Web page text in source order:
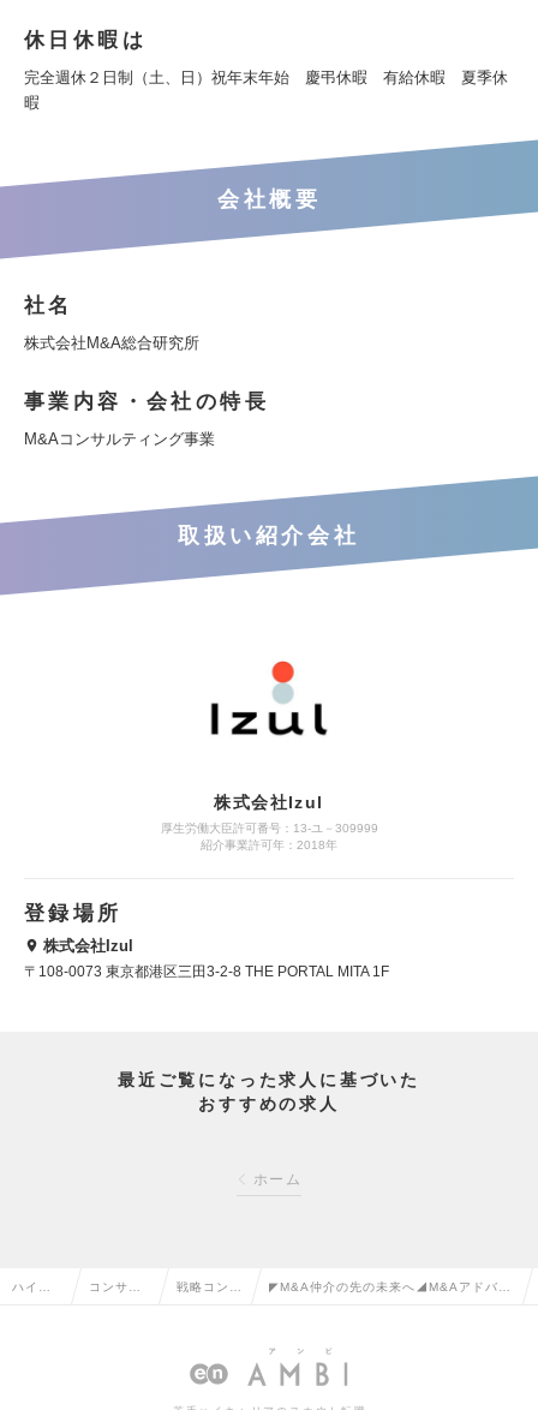
休日休暇は
完全週休２日制（土、日）祝年末年始 慶弔休暇 有給休暇 夏季休
暇
会社概要
社名
株式会社M&A総合研究所
事業内容・会社の特長
M&Aコンサルティング事業
取扱い紹介会社
株式会社Izul
厚生労働大臣許可番号：13-ユ－309999
紹介事業許可年：2018年
登録場所
株式会社Izul
〒108-0073 東京都港区三田3-2-8 THE PORTAL MITA 1F
最近ご覧になった求人に基づいた
おすすめの求人
ホーム
ハイク コンサル 戦略コンサ
転職
◤M&A仲介の先の未来へ◢M&Aアドバイ
遂行の求人情報